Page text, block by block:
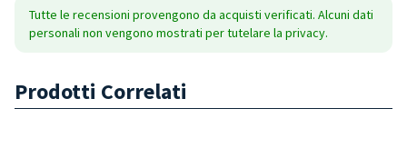
Tutte le recensioni provengono da acquisti verificati. Alcuni dati
personali non vengono mostrati per tutelare la privacy.
Prodotti Correlati